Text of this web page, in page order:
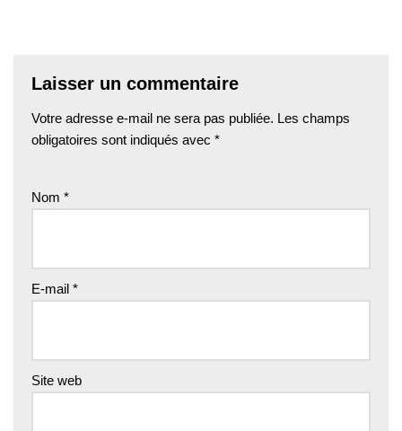
Laisser un commentaire
Votre adresse e-mail ne sera pas publiée. Les champs
obligatoires sont indiqués avec *
Nom *
E-mail *
Site web